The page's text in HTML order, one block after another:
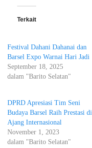
Terkait
Festival Dahani Dahanai dan
Barsel Expo Warnai Hari Jadi
September 18, 2025
dalam "Barito Selatan"
DPRD Apresiasi Tim Seni
Budaya Barsel Raih Prestasi di
Ajang Internasional
November 1, 2023
dalam "Barito Selatan"